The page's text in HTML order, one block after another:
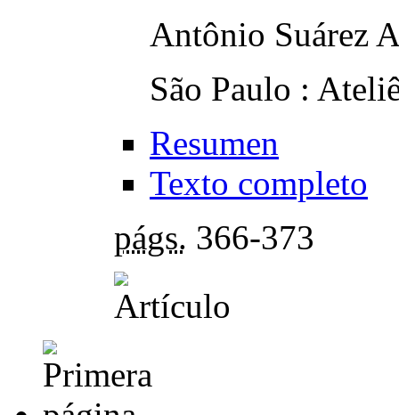
Antônio Suárez
São Paulo :
Resumen
Texto completo
págs. 366-373